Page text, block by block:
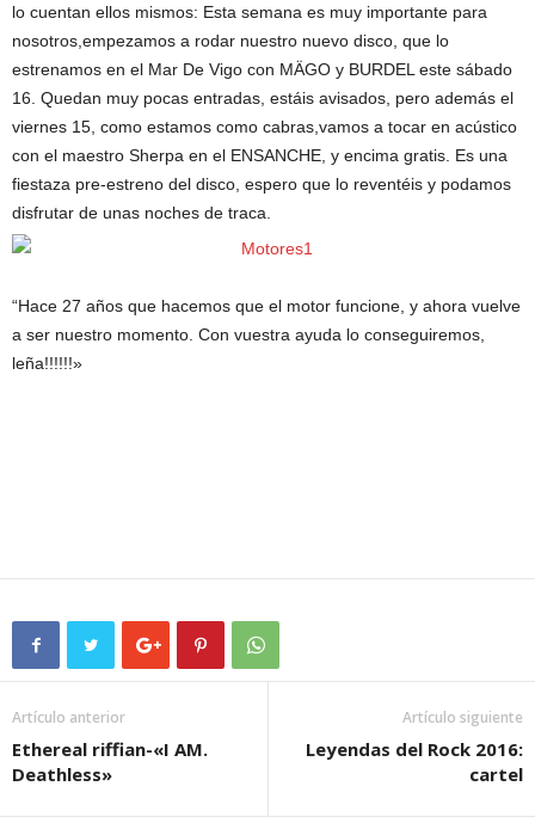
lo cuentan ellos mismos: Esta semana es muy importante para
nosotros,empezamos a rodar nuestro nuevo disco, que lo
estrenamos en el Mar De Vigo con MÄGO y BURDEL este sábado
16. Quedan muy pocas entradas, estáis avisados, pero además el
viernes 15, como estamos como cabras,vamos a tocar en acústico
con el maestro Sherpa en el ENSANCHE, y encima gratis. Es una
fiestaza pre-estreno del disco, espero que lo reventéis y podamos
disfrutar de unas noches de traca.
“Hace 27 años que hacemos que el motor funcione, y ahora vuelve
a ser nuestro momento. Con vuestra ayuda lo conseguiremos,
leña!!!!!!»
Artículo anterior
Ethereal riffian-«I AM.
Deathless»
Artículo siguiente
Leyendas del Rock 2016:
cartel